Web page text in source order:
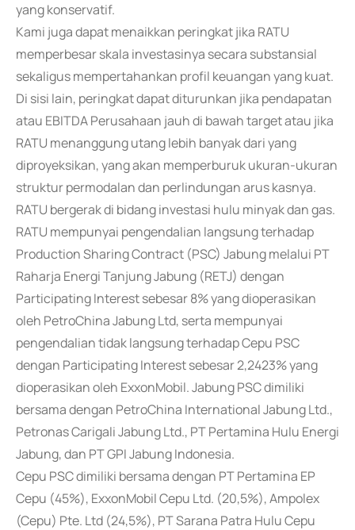
yang konservatif.
Kami juga dapat menaikkan peringkat jika RATU
memperbesar skala investasinya secara substansial
sekaligus mempertahankan profil keuangan yang kuat.
Di sisi lain, peringkat dapat diturunkan jika pendapatan
atau EBITDA Perusahaan jauh di bawah target atau jika
RATU menanggung utang lebih banyak dari yang
diproyeksikan, yang akan memperburuk ukuran-ukuran
struktur permodalan dan perlindungan arus kasnya.
RATU bergerak di bidang investasi hulu minyak dan gas.
RATU mempunyai pengendalian langsung terhadap
Production Sharing Contract (PSC) Jabung melalui PT
Raharja Energi Tanjung Jabung (RETJ) dengan
Participating Interest sebesar 8% yang dioperasikan
oleh PetroChina Jabung Ltd, serta mempunyai
pengendalian tidak langsung terhadap Cepu PSC
dengan Participating Interest sebesar 2,2423% yang
dioperasikan oleh ExxonMobil. Jabung PSC dimiliki
bersama dengan PetroChina International Jabung Ltd.,
Petronas Carigali Jabung Ltd., PT Pertamina Hulu Energi
Jabung, dan PT GPI Jabung Indonesia.
Cepu PSC dimiliki bersama dengan PT Pertamina EP
Cepu (45%), ExxonMobil Cepu Ltd. (20,5%), Ampolex
(Cepu) Pte. Ltd (24,5%), PT Sarana Patra Hulu Cepu